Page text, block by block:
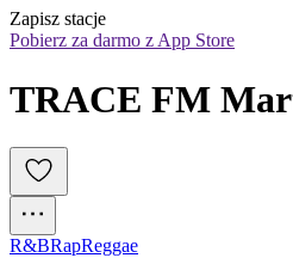
Zapisz stacje
Pobierz za darmo z App Store
TRACE FM
R&BRapReggae